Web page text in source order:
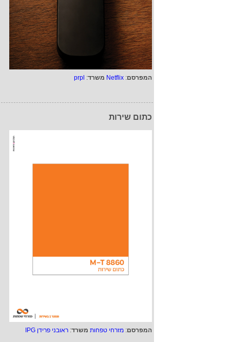
המפרסם:
Netflix משרד:
prpl
כתום שירות
המפרסם: מזרחי טפחות משרד: ראובני פרידן IPG